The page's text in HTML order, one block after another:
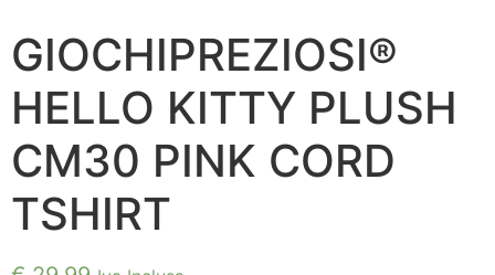
GIOCHIPREZIOSI®
HELLO KITTY PLUSH
CM30 PINK CORD
TSHIRT